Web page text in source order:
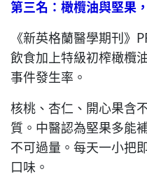
第三名：橄欖油與堅果
《新英格蘭醫學期刊》
飲食加上特級初榨橄欖
事件發生率。
核桃、杏仁、開心果含
質。中醫認為堅果多能
不可過量。每天一小把
口味。